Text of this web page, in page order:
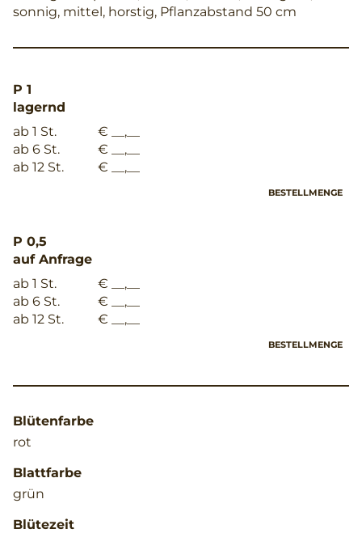
sonnig, mittel, horstig, Pflanzabstand 50 cm
P 1
lagernd
ab 1 St.
€ __,__
ab 6 St.
€ __,__
ab 12 St.
€ __,__
BESTELLMENGE
P 0,5
auf Anfrage
ab 1 St.
€ __,__
ab 6 St.
€ __,__
ab 12 St.
€ __,__
BESTELLMENGE
Blütenfarbe
rot
Blattfarbe
grün
Blütezeit